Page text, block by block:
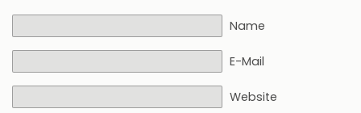
Name
E-Mail
Website